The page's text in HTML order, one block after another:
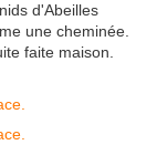
d'Abeilles
une cheminée.
faite maison.